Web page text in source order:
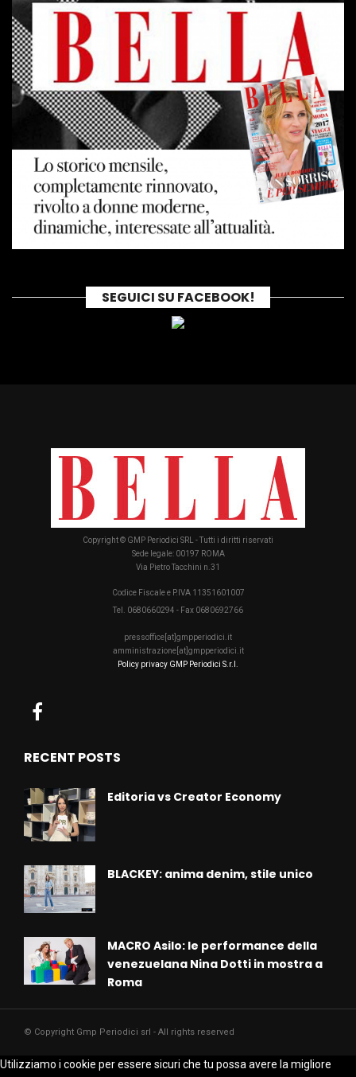
SEGUICI SU FACEBOOK!
Copyright © GMP Periodici SRL - Tutti i diritti riservati
Sede legale: 00197 ROMA
Via Pietro Tacchini n.31
Codice Fiscale e P.IVA 11351601007
Tel. 0680660294 - Fax 0680692766
pressoffice[at]gmpperiodici.it
amministrazione[at]gmpperiodici.it
Policy privacy GMP Periodici S.r.l.
RECENT POSTS
Editoria vs Creator Economy
BLACKEY: anima denim, stile unico
MACRO Asilo: le performance della
venezuelana Nina Dotti in mostra a
Roma
© Copyright Gmp Periodici srl - All rights reserved
Utilizziamo i cookie per essere sicuri che tu possa avere la migliore